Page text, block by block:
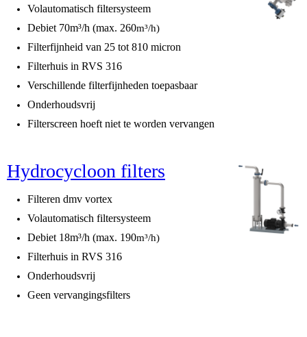
Volautomatisch filtersysteem
Debiet 70m³/h (max. 260m³/h)
Filterfijnheid van 25 tot 810 micron
Filterhuis in RVS 316
Verschillende filterfijnheden toepasbaar
Onderhoudsvrij
Filterscreen hoeft niet te worden vervangen
Hydrocycloon filters
Filteren dmv vortex
Volautomatisch filtersysteem
Debiet 18m³/h (max. 190m³/h)
Filterhuis in RVS 316
Onderhoudsvrij
Geen vervangingsfilters